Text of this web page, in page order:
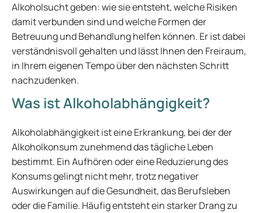
Alkoholsucht geben: wie sie entsteht, welche Risiken
damit verbunden sind und welche Formen der
Betreuung und Behandlung helfen können. Er ist dabei
verständnisvoll gehalten und lässt Ihnen den Freiraum,
in Ihrem eigenen Tempo über den nächsten Schritt
nachzudenken.
Was ist Alkoholabhängigkeit?
Alkoholabhängigkeit ist eine Erkrankung, bei der der
Alkoholkonsum zunehmend das tägliche Leben
bestimmt. Ein Aufhören oder eine Reduzierung des
Konsums gelingt nicht mehr, trotz negativer
Auswirkungen auf die Gesundheit, das Berufsleben
oder die Familie. Häufig entsteht ein starker Drang zu